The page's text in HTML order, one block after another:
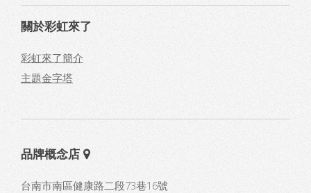
關於彩虹來了
彩虹來了簡介
主題金字塔
品牌概念店
台南市南區健康路二段73巷16號